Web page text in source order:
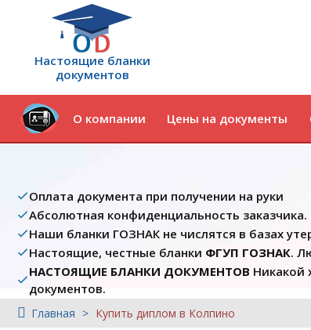
Настоящие бланки
документов
О компании Цены на документы
Оплата документа при получении на руки
Абсолютная конфиденциальность заказчика.
Наши бланки ГОЗНАК не числятся в базах
Настоящие, честные бланки ФГУП ГОЗНАК.
НАСТОЯЩИЕ БЛАНКИ ДОКУМЕНТОВ Никакой
документов.
Главная Купить диплом в Колпино